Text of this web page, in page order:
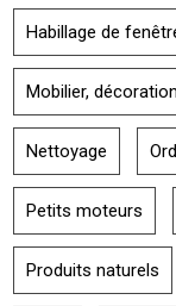
Habillage de
Mobilier,
Nettoyage
Petits moteurs
Produits naturels